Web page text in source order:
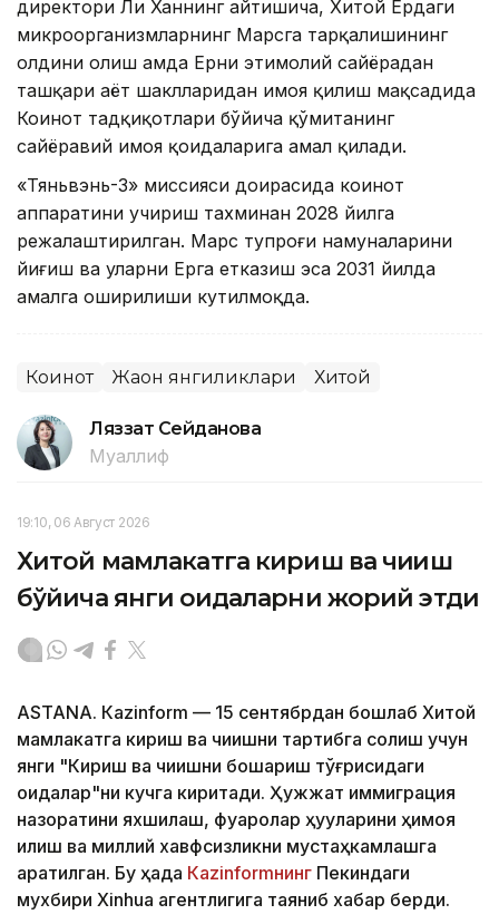
директори Ли Ханнинг айтишича, Хитой Ердаги
микроорганизмларнинг Марсга тарқалишининг
олдини олиш ҳамда Ерни эҳтимолий сайёрадан
ташқари ҳаёт шаклларидан ҳимоя қилиш мақсадида
Коинот тадқиқотлари бўйича қўмитанинг
сайёравий ҳимоя қоидаларига амал қилади.
«Тяньвэнь-3» миссияси доирасида коинот
аппаратини учириш тахминан 2028 йилга
режалаштирилган. Марс тупроғи намуналарини
йиғиш ва уларни Ерга етказиш эса 2031 йилда
амалга оширилиши кутилмоқда.
Коинот Жаҳон янгиликлари Хитой
Ляззат Сейданова
Муаллиф
19:10, 06 Август 2026
Хитой мамлакатга кириш ва чиқиш
бўйича янги қоидаларни жорий этди
ASTANА. Кazinform — 15 сентябрдан бошлаб Хитой
мамлакатга кириш ва чиқишни тартибга солиш учун
янги "Кириш ва чиқишни бошқариш тўғрисидаги
қоидалар"ни кучга киритади. Ҳужжат иммиграция
назоратини яхшилаш, фуқаролар ҳуқуқларини ҳимоя
қилиш ва миллий хавфсизликни мустаҳкамлашга
қаратилган. Бу ҳақда Кazinformнинг Пекиндаги
мухбири Xinhua агентлигига таяниб хабар берди.